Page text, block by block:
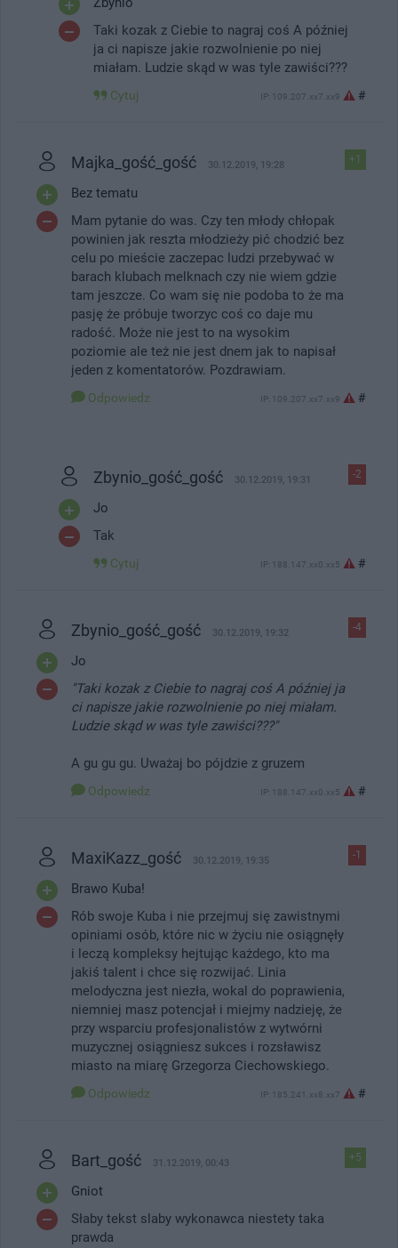
Taki kozak z Ciebie to nagraj coś A później
ja ci napisze jakie rozwolnienie po niej
miałam. Ludzie skąd w was tyle zawiści???
Cytuj IP: 109.207.xx7.xx9 #
+1
Majka_gość_gość 30.12.2019, 19:28
Bez tematu
Mam pytanie do was. Czy ten młody chłopak
powinien jak reszta młodzieży pić chodzić bez
celu po mieście zaczepac ludzi przebywać w
barach klubach melknach czy nie wiem gdzie
tam jeszcze. Co wam się nie podoba to że ma
pasję że próbuje tworzyc coś co daje mu
radość. Może nie jest to na wysokim
poziomie ale też nie jest dnem jak to napisał
jeden z komentatorów. Pozdrawiam.
Odpowiedz IP: 109.207.xx7.xx9 #
-2
Zbynio_gość_gość 30.12.2019, 19:31
Jo
Tak
Cytuj IP: 188.147.xx0.xx5 #
-4
Zbynio_gość_gość 30.12.2019, 19:32
Jo
"Taki kozak z Ciebie to nagraj coś A później ja
ci napisze jakie rozwolnienie po niej miałam.
Ludzie skąd w was tyle zawiści???"
A gu gu gu. Uważaj bo pójdzie z gruzem
Odpowiedz IP: 188.147.xx0.xx5 #
-1
MaxiKazz_gość 30.12.2019, 19:35
Brawo Kuba!
Rób swoje Kuba i nie przejmuj się zawistnymi
opiniami osób, które nic w życiu nie osiągnęły
i leczą kompleksy hejtując każdego, kto ma
jakiś talent i chce się rozwijać. Linia
melodyczna jest niezła, wokal do poprawienia,
niemniej masz potencjał i miejmy nadzieję, że
przy wsparciu profesjonalistów z wytwórni
muzycznej osiągniesz sukces i rozsławisz
miasto na miarę Grzegorza Ciechowskiego.
Odpowiedz IP: 185.241.xx8.xx7 #
+5
Bart_gość 31.12.2019, 00:43
Gniot
Słaby tekst slaby wykonawca niestety taka
prawda